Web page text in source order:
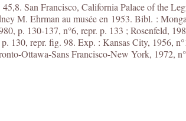
San Francisco, California Palace of the
M. Ehrman au musée en 1953. Bibl. :
p. 130-137, n°6, repr. p. 133 ; Rosenfeld,
130, repr. fig. 98. Exp. : Kansas City, 1956,
Ottawa-Sans Francisco-New York, 1972,